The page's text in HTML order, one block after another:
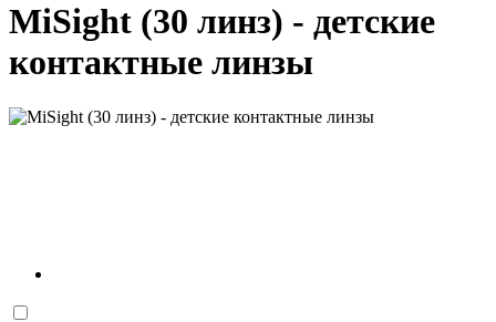
MiSight (30 линз) - детские
контактные линзы